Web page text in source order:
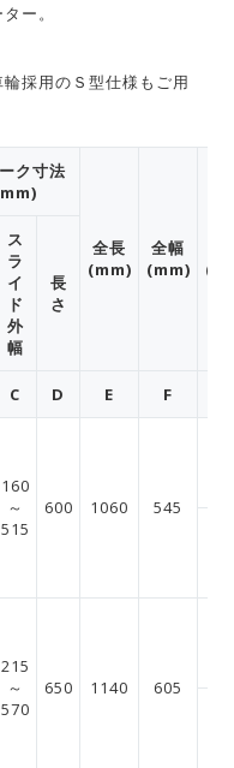
ー。
採用のＳ型仕様もご用
ク寸法
全長
(mm)
全幅
(mm)
ス
ラ
イ
ド
外
幅
長
さ
C D E F
160
～
515
600 1060 545
215
～
570
650 1140 605